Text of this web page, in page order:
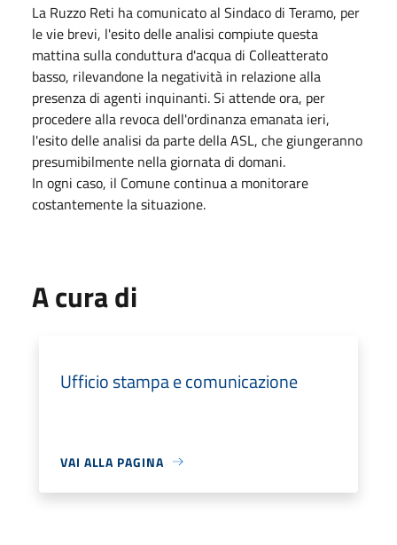
La Ruzzo Reti ha comunicato al Sindaco di Teramo, per
le vie brevi, l'esito delle analisi compiute questa
mattina sulla conduttura d'acqua di Colleatterato
basso, rilevandone la negatività in relazione alla
presenza di agenti inquinanti. Si attende ora, per
procedere alla revoca dell'ordinanza emanata ieri,
l'esito delle analisi da parte della ASL, che giungeranno
presumibilmente nella giornata di domani.
In ogni caso, il Comune continua a monitorare
costantemente la situazione.
A cura di
Ufficio stampa e comunicazione
VAI ALLA PAGINA